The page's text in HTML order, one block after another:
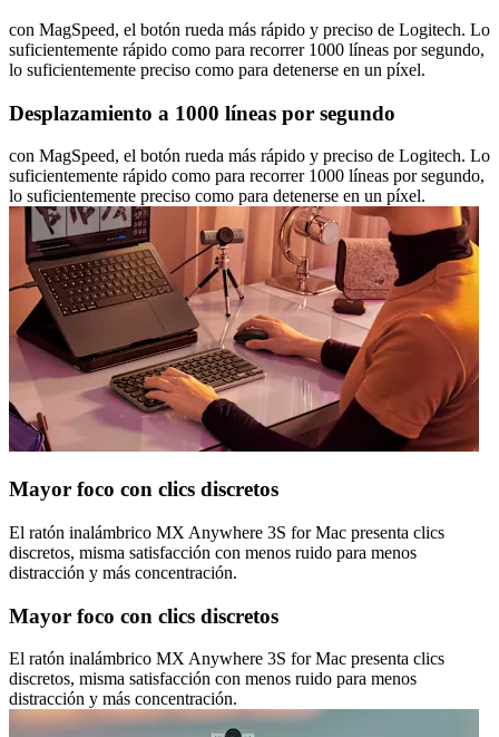
con MagSpeed, el botón rueda más rápido y preciso de Logitech. Lo
suficientemente rápido como para recorrer 1000 líneas por segundo,
lo suficientemente preciso como para detenerse en un píxel.
Desplazamiento a 1000 líneas por segundo
con MagSpeed, el botón rueda más rápido y preciso de Logitech. Lo
suficientemente rápido como para recorrer 1000 líneas por segundo,
lo suficientemente preciso como para detenerse en un píxel.
Mayor foco con clics discretos
El ratón inalámbrico MX Anywhere 3S for Mac presenta clics
discretos, misma satisfacción con menos ruido para menos
distracción y más concentración.
Mayor foco con clics discretos
El ratón inalámbrico MX Anywhere 3S for Mac presenta clics
discretos, misma satisfacción con menos ruido para menos
distracción y más concentración.